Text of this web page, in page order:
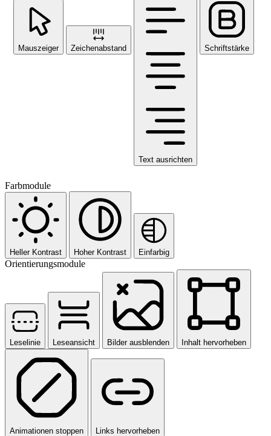
Mauszeiger Zeichenabstand
Text ausrichten
Schriftstärke
Farbmodule
Heller Kontrast Hoher Kontrast Einfarbig
Orientierungsmodule
Leselinie Leseansicht Bilder ausblenden Inhalt hervorheben
Animationen stoppen Links hervorheben